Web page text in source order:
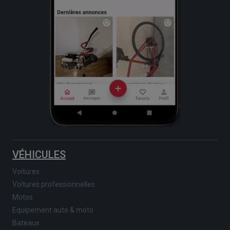
VÉHICULES
Voitures
Voitures professionnelles
Motos
Equipement auto & moto
Bateaux